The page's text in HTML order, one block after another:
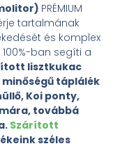
PRÉMIUM
tartalmának
és komplex
ban segíti a
lisztkukac
táplálék
Koi ponty,
továbbá
Szárított
széles